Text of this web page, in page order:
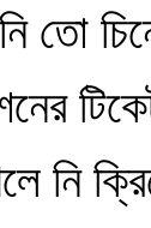
তো
নি